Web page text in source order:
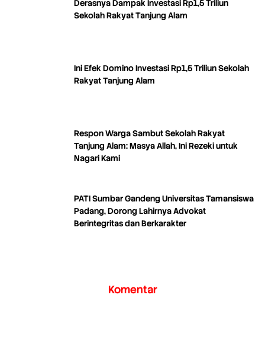
Derasnya Dampak Investasi Rp1,5 Triliun
Sekolah Rakyat Tanjung Alam
Ini Efek Domino Investasi Rp1,5 Triliun Sekolah
Rakyat Tanjung Alam
Respon Warga Sambut Sekolah Rakyat
Tanjung Alam: Masya Allah, Ini Rezeki untuk
Nagari Kami
PATI Sumbar Gandeng Universitas Tamansiswa
Padang, Dorong Lahirnya Advokat
Berintegritas dan Berkarakter
Komentar